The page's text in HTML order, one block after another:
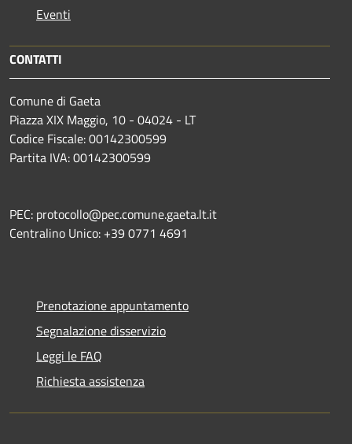
Eventi
CONTATTI
Comune di Gaeta
Piazza XIX Maggio, 10 - 04024 - LT
Codice Fiscale: 00142300599
Partita IVA: 00142300599
PEC: protocollo@pec.comune.gaeta.lt.it
Centralino Unico: +39 0771 4691
Prenotazione appuntamento
Segnalazione disservizio
Leggi le FAQ
Richiesta assistenza